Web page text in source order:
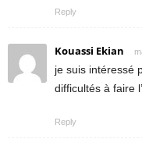
Reply
Kouassi Ekian
je suis intéressé
difficultés à faire
Reply